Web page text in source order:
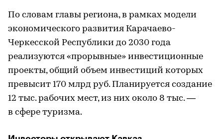
По словам главы региона, в рамках модели
экономического развития Карачаево-
Черкесской Республики до 2030 года
реализуются «прорывные» инвестиционные
проекты, общий объем инвестиций которых
превысит 170 млрд руб. Планируется создание
12 тыс. рабочих мест, из них около 8 тыс. —
в сфере туризма.